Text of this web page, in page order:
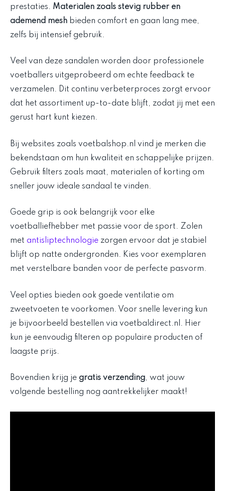
prestaties. Materialen zoals stevig rubber en
ademend mesh bieden comfort en gaan lang mee,
zelfs bij intensief gebruik.
Veel van deze sandalen worden door professionele
voetballers uitgeprobeerd om echte feedback te
verzamelen. Dit continu verbeterproces zorgt ervoor
dat het assortiment up-to-date blijft, zodat jij met een
gerust hart kunt kiezen.
Bij websites zoals voetbalshop.nl vind je merken die
bekendstaan om hun kwaliteit en schappelijke prijzen.
Gebruik filters zoals maat, materialen of korting om
sneller jouw ideale sandaal te vinden.
Goede grip is ook belangrijk voor elke
voetballiefhebber met passie voor de sport. Zolen
met antisliptechnologie zorgen ervoor dat je stabiel
blijft op natte ondergronden. Kies voor exemplaren
met verstelbare banden voor de perfecte pasvorm.
Veel opties bieden ook goede ventilatie om
zweetvoeten te voorkomen. Voor snelle levering kun
je bijvoorbeeld bestellen via voetbaldirect.nl. Hier
kun je eenvoudig filteren op populaire producten of
laagste prijs.
Bovendien krijg je gratis verzending, wat jouw
volgende bestelling nog aantrekkelijker maakt!